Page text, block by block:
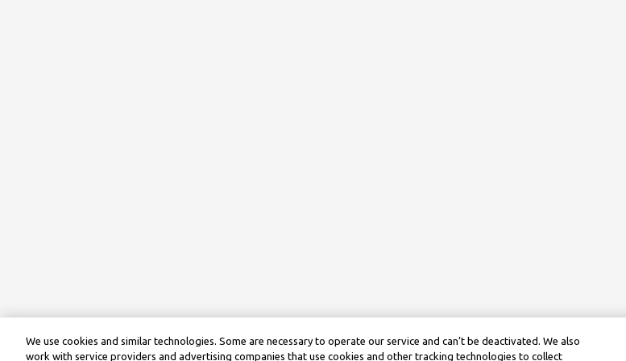
We use cookies and similar technologies. Some are necessary to operate our service and can’t be deactivated. We also
work with service providers and advertising companies that use cookies and other tracking technologies to collect